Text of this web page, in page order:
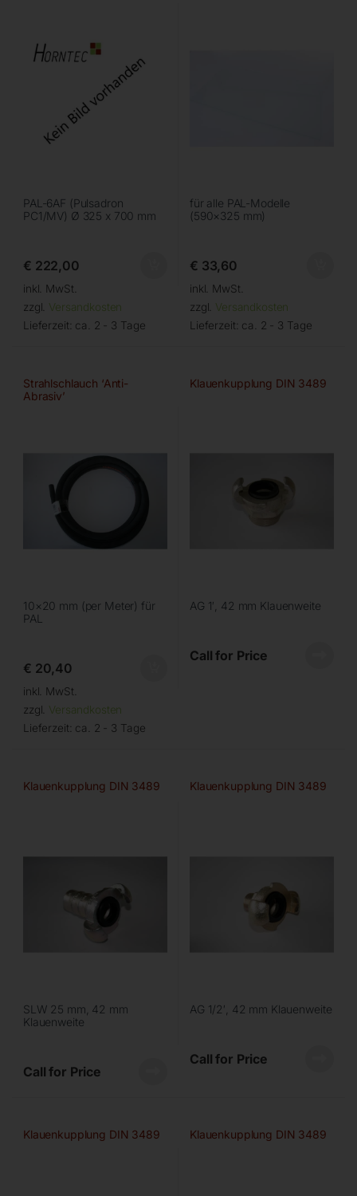
PAL-6AF (Pulsadron
PC1/MV) Ø 325 x 700 mm
€ 222,00
inkl. MwSt.
zzgl. Versandkosten
Lieferzeit: ca. 2 - 3 Tage
für alle PAL-Modelle
(590×325 mm)
€ 33,60
inkl. MwSt.
zzgl. Versandkosten
Lieferzeit: ca. 2 - 3 Tage
Strahlschlauch ‘Anti-
Abrasiv’
10×20 mm (per Meter) für
PAL
€ 20,40
inkl. MwSt.
zzgl. Versandkosten
Lieferzeit: ca. 2 - 3 Tage
Klauenkupplung DIN 3489
AG 1′, 42 mm Klauenweite
Call for Price
Klauenkupplung DIN 3489
SLW 25 mm, 42 mm
Klauenweite
Call for Price
Klauenkupplung DIN 3489
AG 1/2′, 42 mm Klauenweite
Call for Price
Klauenkupplung DIN 3489 Klauenkupplung DIN 3489